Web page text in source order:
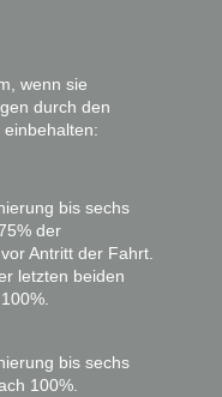
wenn sie
durch den
bis sechs
der
Antritt der Fahrt.
letzten beiden
bis sechs
100%.